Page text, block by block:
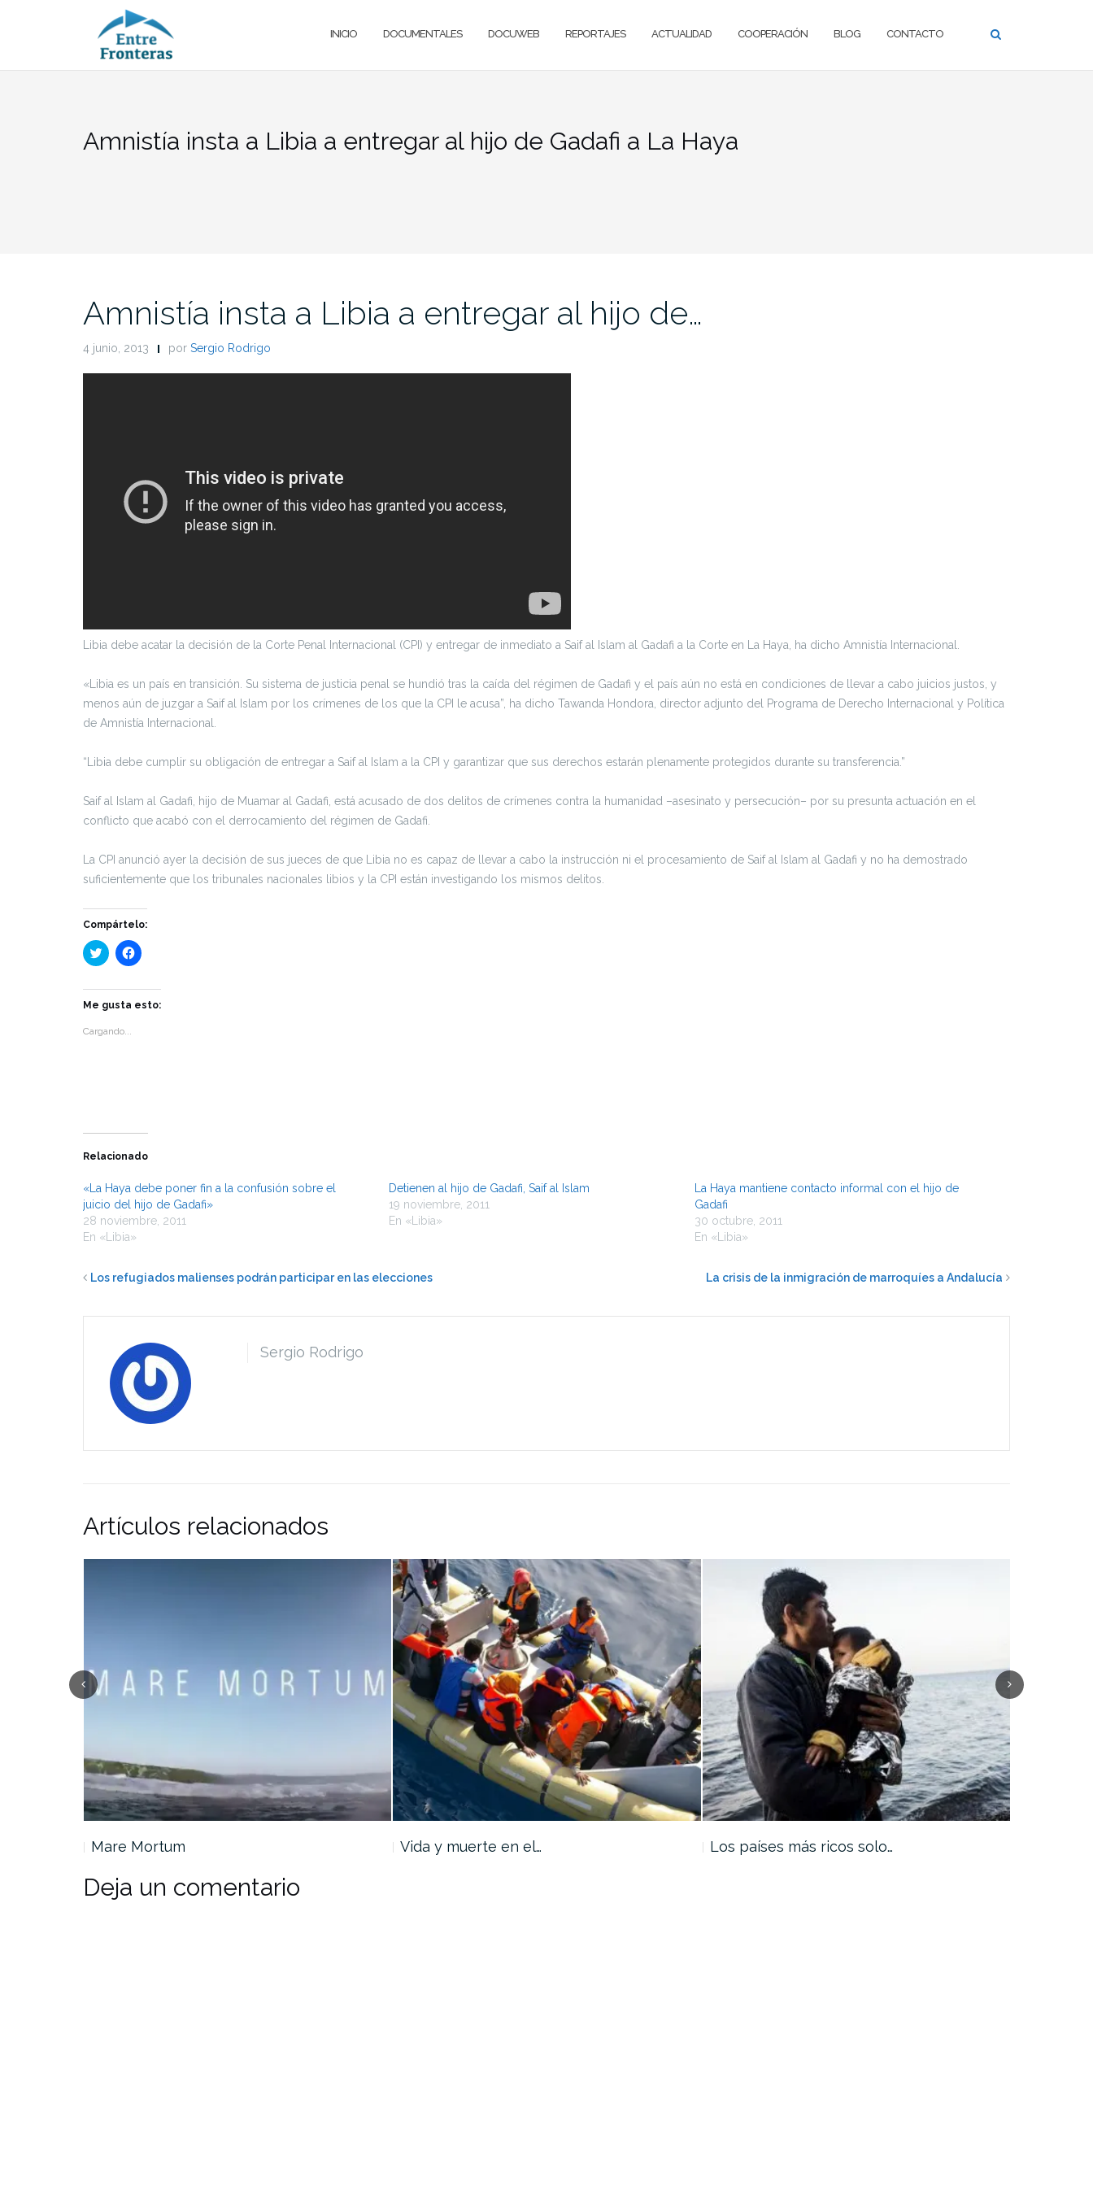
INICIO DOCUMENTALES DOCUWEB REPORTAJES ACTUALIDAD COOPERACIÓN BLOG CONTACTO
Amnistía insta a Libia a entregar al hijo de Gadafi a La Haya
Amnistía insta a Libia a entregar al hijo de…
4 junio, 2013 por Sergio Rodrigo
Libia debe acatar la decisión de la Corte Penal Internacional (CPI) y entregar de inmediato a Saif al Islam al Gadafi a la Corte en La Haya, ha dicho Amnistía Internacional.
«Libia es un país en transición. Su sistema de justicia penal se hundió tras la caída del régimen de Gadafi y el país aún no está en condiciones de llevar a cabo juicios justos, y
menos aún de juzgar a Saif al Islam por los crímenes de los que la CPI le acusa”, ha dicho Tawanda Hondora, director adjunto del Programa de Derecho Internacional y Política
de Amnistía Internacional.
“Libia debe cumplir su obligación de entregar a Saif al Islam a la CPI y garantizar que sus derechos estarán plenamente protegidos durante su transferencia.”
Saif al Islam al Gadafi, hijo de Muamar al Gadafi, está acusado de dos delitos de crímenes contra la humanidad –asesinato y persecución– por su presunta actuación en el
conflicto que acabó con el derrocamiento del régimen de Gadafi.
La CPI anunció ayer la decisión de sus jueces de que Libia no es capaz de llevar a cabo la instrucción ni el procesamiento de Saif al Islam al Gadafi y no ha demostrado
suficientemente que los tribunales nacionales libios y la CPI están investigando los mismos delitos.
Compártelo:
Haz
clic
en
Twitter
(Se
abre
en
Haz
clic
en
Facebook
Me gusta esto:
Cargando...
Relacionado
«La Haya debe poner fin a la confusión sobre el
juicio del hijo de Gadafi»
28 noviembre, 2011
En «Libia»
Detienen al hijo de Gadafi, Saif al Islam
19 noviembre, 2011
En «Libia»
La Haya mantiene contacto informal con el hijo de
Gadafi
30 octubre, 2011
En «Libia»
Los refugiados malienses podrán participar en las elecciones La crisis de la inmigración de marroquíes a Andalucía
Sergio Rodrigo
Artículos relacionados
Mare Mortum Vida y muerte en el… Los países más ricos solo…
Deja un comentario